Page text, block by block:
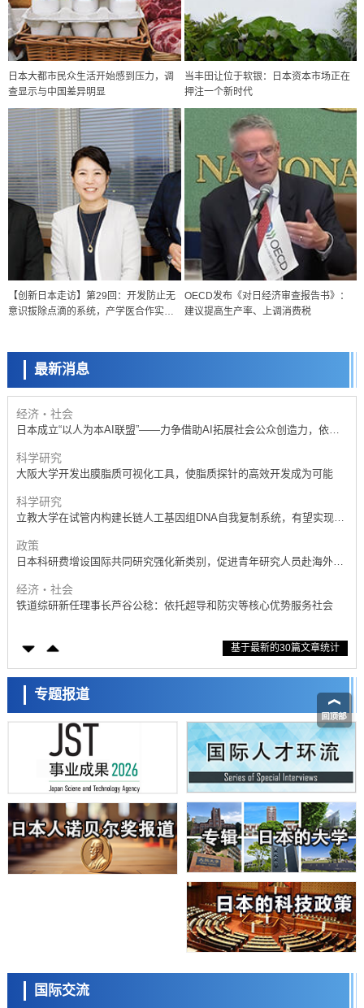
日本大都市民众生活开始感到压力，调
查显示与中国差异明显
当丰田让位于软银：日本资本市场正在
押注一个新时代
【创新日本走访】第29回：开发防止无
意识拔除点滴的系统，产学医合作实现
OECD发布《对日经济审查报告书》：
建议提高生产率、上调消费税
最新消息
政策
日本科研费增设国际共同研究强化新类别，促进青年研究人员赴海外开
展研究
科学研究
京都大学高效生成光的构成单元“光子”，可应用于量子计算机
经济・社会
日本成立“以人为本AI联盟”——力争借助AI拓展社会公众创造力，依托
产学合作推进研发
科学研究
大阪大学开发出膜脂质可视化工具，使脂质探针的高效开发成为可能
科学研究
立教大学在试管内构建长链人工基因组DNA自我复制系统，有望实现携
政策
日本科研费增设国际共同研究强化新类别，促进青年研究人员赴海外开
经济・社会
铁道综研新任理事长芦谷公稔：依托超导和防灾等核心优势服务社会
科学研究
东京大学通过叶绿体基因组编辑技术强化碳固定酶，成功提高光合作用
藤田医科大学等成功鉴定出非结核分枝杆菌生存的必需基因，首次揭示
经济・社会
【AI法下篇】如何应对AI的不可控性——中央大学平野晋教授专访
科学研究
日本学术会议：为保持土壤健康应采取哪些措施？探讨土壤保护与强化
的具体对策
科学研究
大阪大学开发基于水氢键网络的温度预测新方法，AI从分子排列信息中
高精度解读
经济・社会
【AI法上篇】如何对“将人生交给AI”保持危机感——中央大学平野晋教
授专访
科学研究
庆应义塾大学阐明脑内“游击手”小胶质细胞包裹保护受损神经细胞的机
制，有望用于开发阿尔茨海默病等疾病疗法
日本东北大学与横滨橡胶全球首次从纳米尺度揭示橡胶—黄铜粘接界面
劣化抑制机制，为提升轮胎安全性与耐久性的材料设计开辟道路
成为新型功能性材料
科学研究
群马大学开发针对难治性癫痫的新型基因疗法，利用超小型GAD67启动
基于最新的30篇文章统计
专题报道
国际交流
日本科学未来馆 科学交
流员
小岩井忠道 泷川 进 戴维